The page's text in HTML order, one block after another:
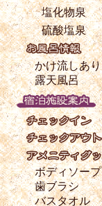
塩化物泉
硫酸塩泉
かけ流しあり
露天風呂
ボディソープ
歯ブラシ
バスタオル